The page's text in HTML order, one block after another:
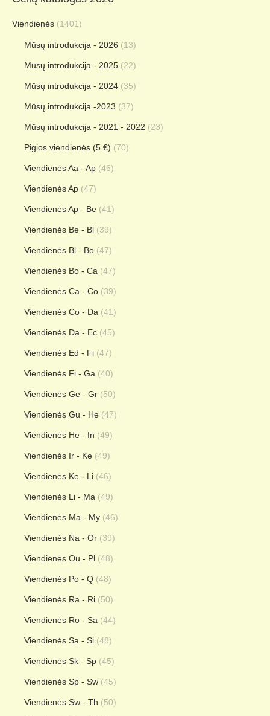
Viendienės (1401)
Mūsų introdukcija - 2026 (13)
Mūsų introdukcija - 2025 (22)
Mūsų introdukcija - 2024 (35)
Mūsų introdukcija -2023 (37)
Mūsų introdukcija - 2021 - 2022 (23)
Pigios viendienės (5 €) (70)
Viendienės Aa - Ap (46)
Viendienės Ap (47)
Viendienės Ap - Be (41)
Viendienės Be - Bl (39)
Viendienės Bl - Bo (47)
Viendienės Bo - Ca (47)
Viendienės Ca - Co (39)
Viendienės Co - Da (41)
Viendienės Da - Ec (45)
Viendienės Ed - Fi (47)
Viendienės Fi - Ga (40)
Viendienės Ge - Gr (50)
Viendienės Gu - He (47)
Viendienės He - In (49)
Viendienės Ir - Ke (49)
Viendienės Ke - Li (46)
Viendienės Li - Ma (49)
Viendienės Ma - My (46)
Viendienės Na - Or (39)
Viendienės Ou - Pl (48)
Viendienės Po - Q (48)
Viendienės Ra - Ri (50)
Viendienės Ro - Sa (44)
Viendienės Sa - Si (48)
Viendienės Sk - Sp (45)
Viendienės Sp - Sw (45)
Viendienės Sw - Th (50)